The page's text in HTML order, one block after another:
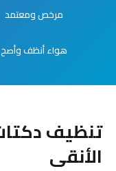
مرخص ومعتمد
هواء أنظف وأصح
تنظيف
الأنقى